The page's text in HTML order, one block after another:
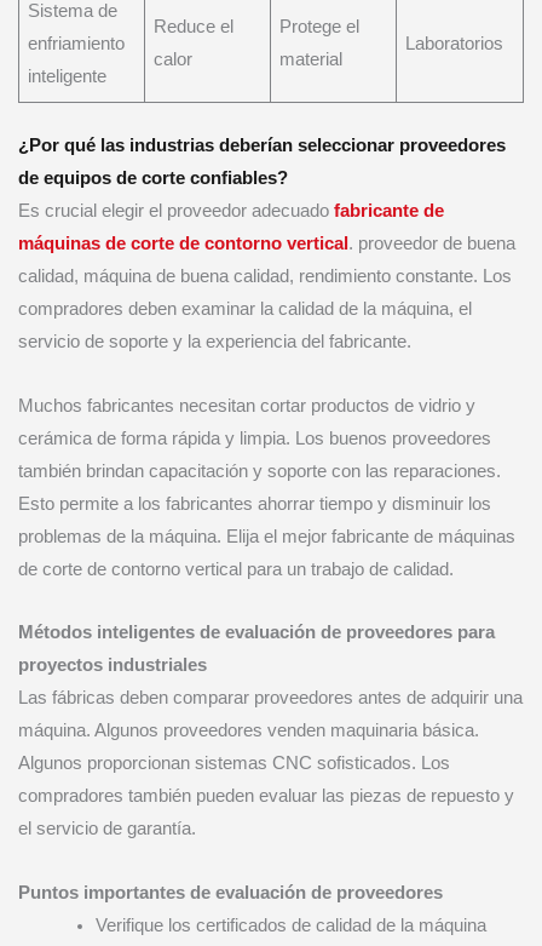
Sistema de
enfriamiento
inteligente
Reduce el
calor
Protege el
material
Laboratorios
¿Por qué las industrias deberían seleccionar proveedores
de equipos de corte confiables?
Es crucial elegir el proveedor adecuado fabricante de
máquinas de corte de contorno vertical . proveedor de buena
calidad, máquina de buena calidad, rendimiento constante. Los
compradores deben examinar la calidad de la máquina, el
servicio de soporte y la experiencia del fabricante.
Muchos fabricantes necesitan cortar productos de vidrio y
cerámica de forma rápida y limpia. Los buenos proveedores
también brindan capacitación y soporte con las reparaciones.
Esto permite a los fabricantes ahorrar tiempo y disminuir los
problemas de la máquina. Elija el mejor fabricante de máquinas
de corte de contorno vertical para un trabajo de calidad.
Métodos inteligentes de evaluación de proveedores para
proyectos industriales
Las fábricas deben comparar proveedores antes de adquirir una
máquina. Algunos proveedores venden maquinaria básica.
Algunos proporcionan sistemas CNC sofisticados. Los
compradores también pueden evaluar las piezas de repuesto y
el servicio de garantía.
Puntos importantes de evaluación de proveedores
Verifique los certificados de calidad de la máquina